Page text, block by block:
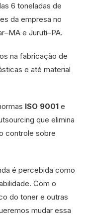
6 toneladas de
da empresa no
e Juruti–PA.
na fabricação de
e até material
ISO 9001 e
que elimina
controle sobre
é percebida como
Com o
do toner e outras
mudar essa